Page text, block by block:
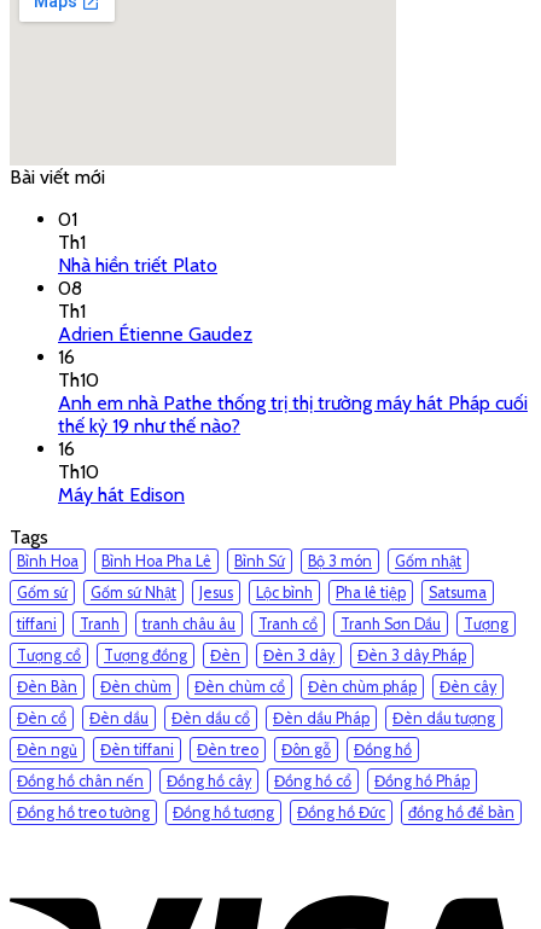
Bài viết mới
01
Th1
Nhà hiền triết Plato
08
Th1
Adrien Étienne Gaudez
16
Th10
Anh em nhà Pathe thống trị thị trường máy hát Pháp cuối
thế kỷ 19 như thế nào?
16
Th10
Máy hát Edison
Tags
Bình Hoa Bình Hoa Pha Lê Bình Sứ Bộ 3 món
Gốm nhật
Gốm sứ
Gốm sứ Nhật Jesus Lộc bình Pha lê tiệp
Satsuma
tiffani
Tranh tranh châu âu Tranh cổ Tranh Sơn Dầu
Tượng
Tượng cổ
Tượng đồng Đèn Đèn 3 dây
Đèn 3 dây Pháp
Đèn Bàn
Đèn chùm Đèn chùm cổ Đèn chùm pháp
Đèn cây
Đèn cổ
Đèn dầu Đèn dầu cổ Đèn dầu Pháp
Đèn dầu tượng
Đèn ngủ
Đèn tiffani Đèn treo Đôn gỗ
Đồng hồ
Đồng hồ chân nến
Đồng hồ cây Đồng hồ cổ
Đồng hồ Pháp
Đồng hồ treo tường
Đồng hồ tượng Đồng hồ Đức đồng hồ để bàn